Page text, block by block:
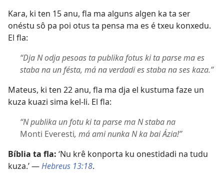
Kara, ki ten 15 anu, fla ma alguns algen ka ta ser
onéstu sô pa poi otus ta pensa ma es é txeu konxedu.
El fla:
“Dja N odja pesoas ta publika fotus ki ta parse ma es
staba na un fésta, má na verdadi es staba na ses kaza.”
Mateus, ki ten 22 anu, fla ma dja el kustuma faze un
kuza kuazi sima kel-li. El fla:
“N publika un fotu ki ta parse ma N staba na
Monti Everesti, má ami nunka N ka bai Ázia!”
Bíblia ta fla: ‘Nu krê konporta ku onestidadi na tudu
kuza.’ —Hebreus 13:18.